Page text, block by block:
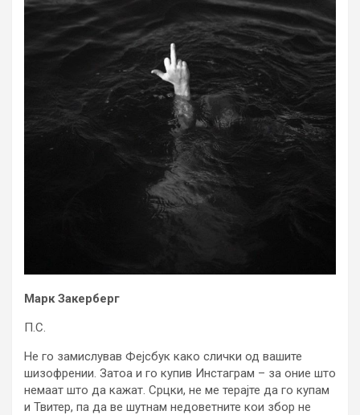
Марк Закерберг
П.С.
Не го замислував Фејсбук како слички од вашите
шизофрении. Затоа и го купив Инстаграм – за оние што
немаат што да кажат. Срцки, не ме терајте да го купам
и Твитер, па да ве шутнам недоветните кои збор не